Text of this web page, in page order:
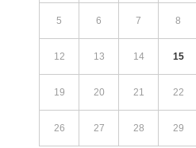
5 6 7 8
12 13 14 15
19 20 21 22
26 27 28 29